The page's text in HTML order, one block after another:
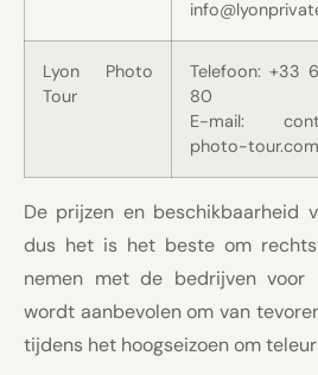
Lyon Photo
Tour
Telefoon: +33
80
E-mail:
photo-tour.com
De prijzen en beschikbaarheid
dus het is het beste om
nemen met de bedrijven voor
wordt aanbevolen om van
tijdens het hoogseizoen om